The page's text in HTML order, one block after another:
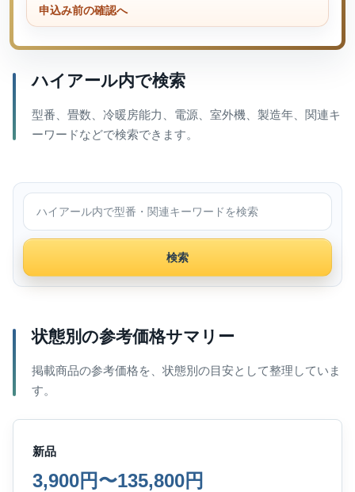
申込み前の確認へ
ハイアール内で検索
型番、畳数、冷暖房能力、電源、室外機、製造年、関連キ
ーワードなどで検索できます。
ハイアール内で検索
検索
状態別の参考価格サマリー
掲載商品の参考価格を、状態別の目安として整理していま
す。
新品
3,900円〜135,800円